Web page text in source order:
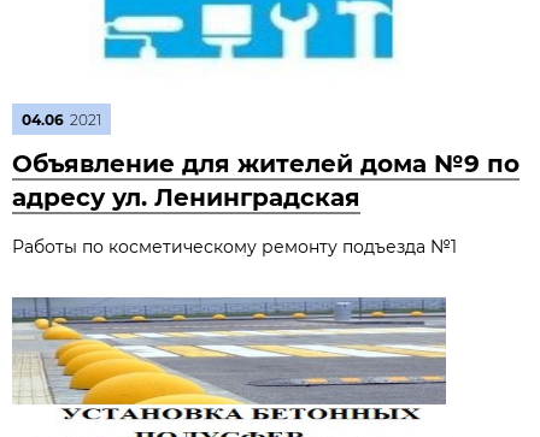
04.06 2021
Объявление для жителей дома №9 по
адресу ул. Ленинградская
Работы по косметическому ремонту подъезда №1